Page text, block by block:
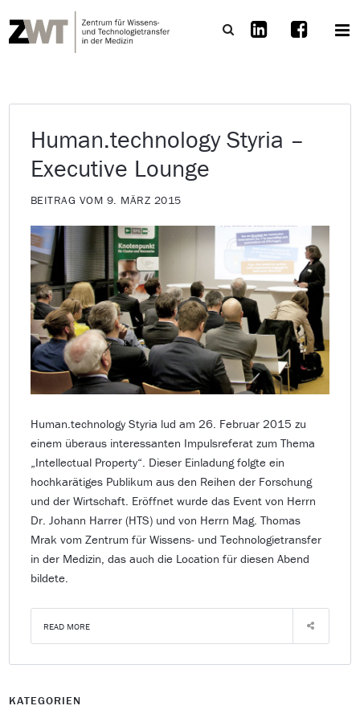
Human.technology Styria –
Executive Lounge
BEITRAG VOM 9. MÄRZ 2015
Human.technology Styria lud am 26. Februar 2015 zu
einem überaus interessanten Impulsreferat zum Thema
„Intellectual Property“. Dieser Einladung folgte ein
hochkarätiges Publikum aus den Reihen der Forschung
und der Wirtschaft. Eröffnet wurde das Event von Herrn
Dr. Johann Harrer (HTS) und von Herrn Mag. Thomas
Mrak vom Zentrum für Wissens- und Technologietransfer
in der Medizin, das auch die Location für diesen Abend
bildete.
READ MORE
KATEGORIEN